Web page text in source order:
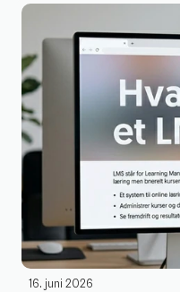
16. juni 2026